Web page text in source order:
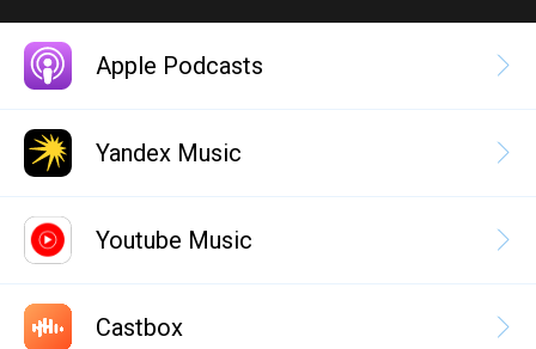
Apple Podcasts
Yandex Music
Youtube Music
Castbox